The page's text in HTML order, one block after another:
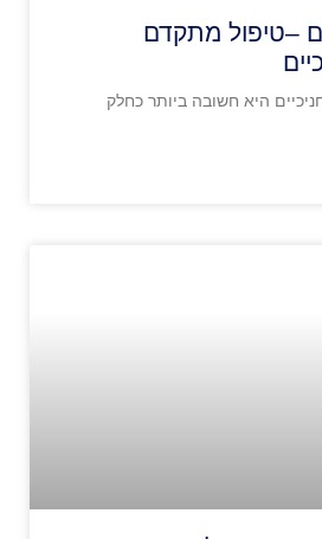
–טיפול מתקדם
היא חשובה ביותר כחלק